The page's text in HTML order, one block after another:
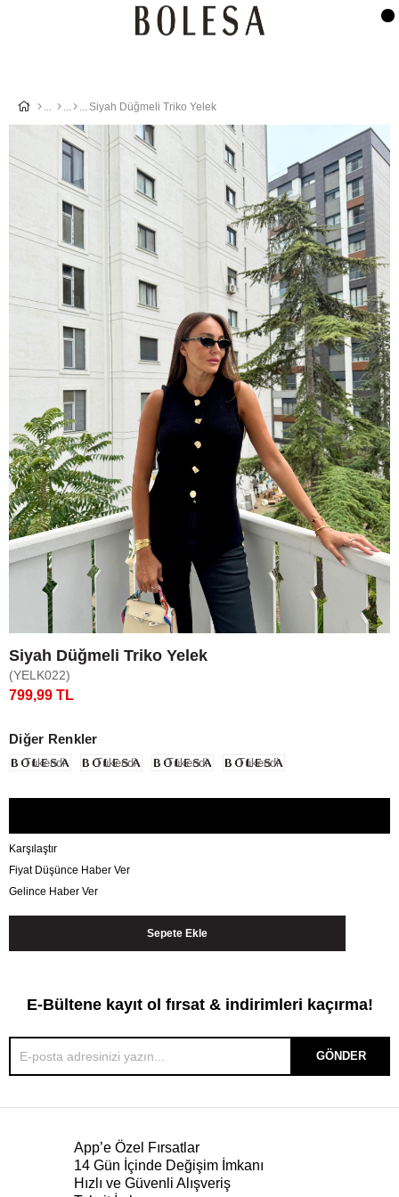
Siyah Düğmeli Triko Yelek
Siyah Düğmeli Triko Yelek
(YELK022)
799,99 TL
Diğer Renkler
Tükendi Tükendi Tükendi Tükendi
Karşılaştır
Fiyat Düşünce Haber Ver
Gelince Haber Ver
E-Bültene kayıt ol fırsat & indirimleri kaçırma!
GÖNDER
App’e Özel Fırsatlar
14 Gün İçinde Değişim İmkanı
Hızlı ve Güvenli Alışveriş